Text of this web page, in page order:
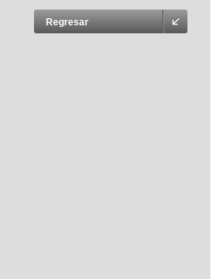
Regresar